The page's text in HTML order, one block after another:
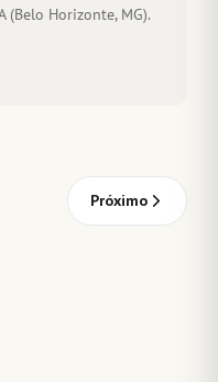
(Belo Horizonte, MG).
Próximo